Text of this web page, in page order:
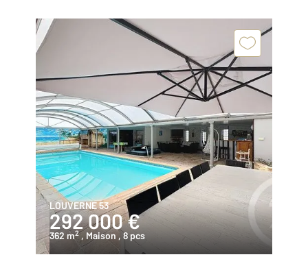
LOUVERNE 53
292 000 €
362 m2 , Maison , 8 pcs